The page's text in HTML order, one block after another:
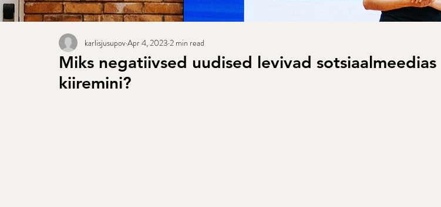
Miks negatiivsed uudised levivad sotsiaalmeedias
kiiremini?
karlisjusupovApr 4, 2023 2 min read